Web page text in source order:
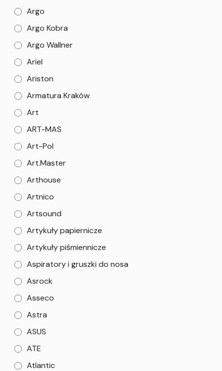
Argo
Argo Kobra
Argo Wallner
Ariel
Ariston
Armatura Kraków
Art
ART-MAS
Art-Pol
Art.Master
Arthouse
Artnico
Artsound
Artykuły papiernicze
Artykuły piśmiennicze
Aspiratory i gruszki do nosa
Asrock
Asseco
Astra
ASUS
ATE
Atlantic